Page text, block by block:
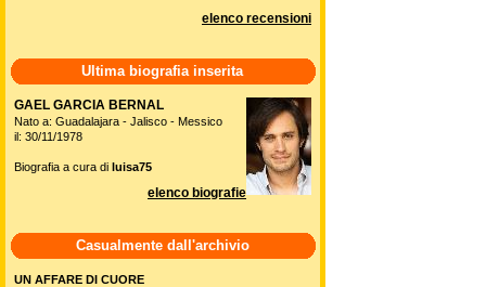
elenco recensioni
Ultima biografia inserita
GAEL GARCIA BERNAL
Nato a: Guadalajara - Jalisco - Messico
il: 30/11/1978
Biografia a cura di luisa75
elenco biografie
Casualmente dall'archivio
UN AFFARE DI CUORE